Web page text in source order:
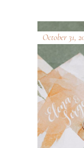
October 31,